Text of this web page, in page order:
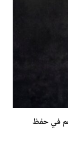
في حفظ